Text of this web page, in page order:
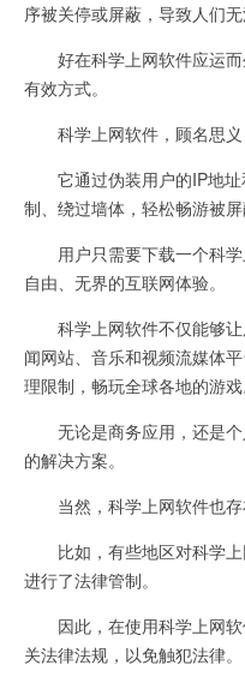
序被关停或屏蔽，导致人们无
好在科学上网软件应运而
有效方式。
科学上网软件，顾名思义
它通过伪装用户的IP地址
制、绕过墙体，轻松畅游被
用户只需要下载一个科学
自由、无界的互联网体验。
科学上网软件不仅能够让
闻网站、音乐和视频流媒体
理限制，畅玩全球各地的游戏
无论是商务应用，还是个
的解决方案。
当然，科学上网软件也存
比如，有些地区对科学上
进行了法律管制。
因此，在使用科学上网软
关法律法规，以免触犯法律。